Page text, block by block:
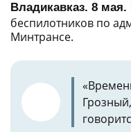
Владикавказ. 8
беспилотников по
Минтрансе.